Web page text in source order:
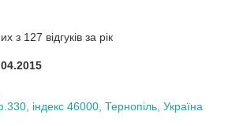
з 127 відгуків за рік
індекс 46000, Тернопіль, Україна